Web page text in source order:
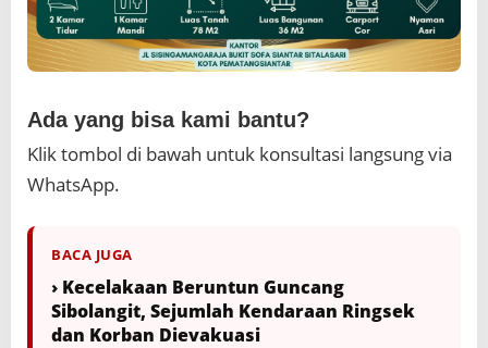
Ada yang bisa kami bantu?
Klik tombol di bawah untuk konsultasi langsung via
WhatsApp.
BACA JUGA
› Kecelakaan Beruntun Guncang
Sibolangit, Sejumlah Kendaraan Ringsek
dan Korban Dievakuasi